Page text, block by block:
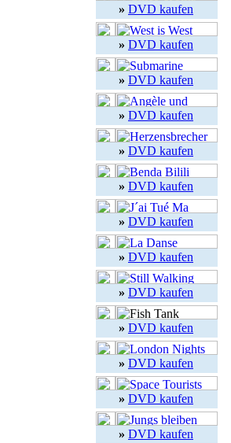
» DVD kaufen
» DVD kaufen
» DVD kaufen
» DVD kaufen
» DVD kaufen
» DVD kaufen
» DVD kaufen
» DVD kaufen
» DVD kaufen
» DVD kaufen
» DVD kaufen
» DVD kaufen
» DVD kaufen